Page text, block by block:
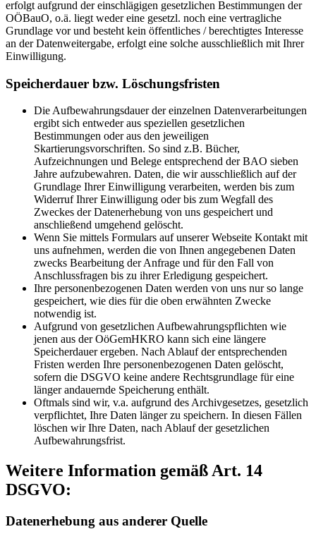
erfolgt aufgrund der einschlägigen gesetzlichen Bestimmungen der
OÖBauO, o.ä. liegt weder eine gesetzl. noch eine vertragliche
Grundlage vor und besteht kein öffentliches / berechtigtes Interesse
an der Datenweitergabe, erfolgt eine solche ausschließlich mit Ihrer
Einwilligung.
Speicherdauer bzw. Löschungsfristen
Die Aufbewahrungsdauer der einzelnen Datenverarbeitungen
ergibt sich entweder aus speziellen gesetzlichen
Bestimmungen oder aus den jeweiligen
Skartierungsvorschriften. So sind z.B. Bücher,
Aufzeichnungen und Belege entsprechend der BAO sieben
Jahre aufzubewahren. Daten, die wir ausschließlich auf der
Grundlage Ihrer Einwilligung verarbeiten, werden bis zum
Widerruf Ihrer Einwilligung oder bis zum Wegfall des
Zweckes der Datenerhebung von uns gespeichert und
anschließend umgehend gelöscht.
Wenn Sie mittels Formulars auf unserer Webseite Kontakt mit
uns aufnehmen, werden die von Ihnen angegebenen Daten
zwecks Bearbeitung der Anfrage und für den Fall von
Anschlussfragen bis zu ihrer Erledigung gespeichert.
Ihre personenbezogenen Daten werden von uns nur so lange
gespeichert, wie dies für die oben erwähnten Zwecke
notwendig ist.
Aufgrund von gesetzlichen Aufbewahrungspflichten wie
jenen aus der OöGemHKRO kann sich eine längere
Speicherdauer ergeben. Nach Ablauf der entsprechenden
Fristen werden Ihre personenbezogenen Daten gelöscht,
sofern die DSGVO keine andere Rechtsgrundlage für eine
länger andauernde Speicherung enthält.
Oftmals sind wir, v.a. aufgrund des Archivgesetzes, gesetzlich
verpflichtet, Ihre Daten länger zu speichern. In diesen Fällen
löschen wir Ihre Daten, nach Ablauf der gesetzlichen
Aufbewahrungsfrist.
Weitere Information gemäß Art. 14
DSGVO:
Datenerhebung aus anderer Quelle